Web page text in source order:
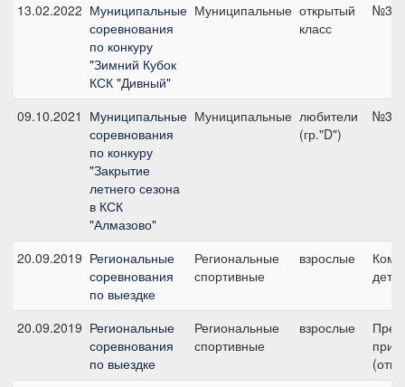
13.02.2022 Муниципальные
соревнования
по конкуру
"Зимний Кубок
КСК "Дивный"
Муниципальные открытый
класс
№3,
09.10.2021 Муниципальные
соревнования
по конкуру
"Закрытие
летнего сезона
в КСК
"Алмазово"
Муниципальные любители
(гр."D")
№3,
20.09.2019 Региональные
соревнования
по выездке
Региональные
спортивные
взрослые
дети
20.09.2019 Региональные
соревнования
по выездке
Региональные
спортивные
взрослые